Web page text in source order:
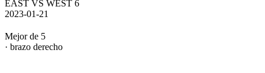
EAST VS WEST 6
2023-01-21
Mejor de 5
· brazo derecho